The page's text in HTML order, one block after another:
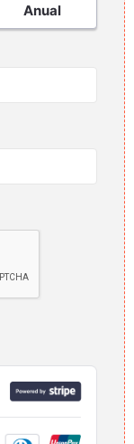
Anual